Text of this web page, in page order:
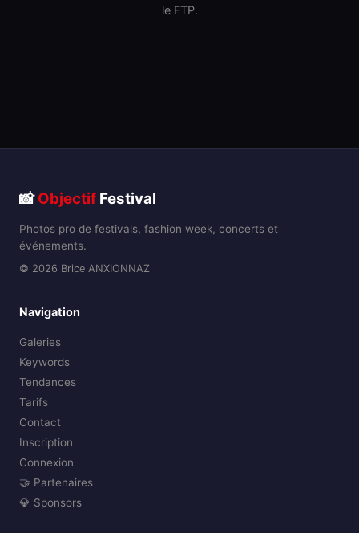
le FTP.
📸Objectif Festival
Photos pro de festivals, fashion week, concerts et
événements.
© 2026 Brice ANXIONNAZ
Navigation
Galeries
Keywords
Tendances
Tarifs
Contact
Inscription
Connexion
🤝 Partenaires
💎 Sponsors